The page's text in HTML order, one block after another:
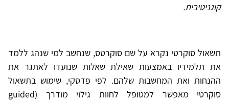
קוגניטיבית.
תשאול סוקרטי נקרא על שם סוקרטס, שנחשב למי שנהג ללמד
את תלמידיו באמצעות שאילת שאלות שנועדו לאתגר את
ההנחות ואת המחשבות שלהם. לפי פדסקי, שימוש בתשאול
סוקרטי מאפשר למטופל לחוות גילוי מודרך (guided